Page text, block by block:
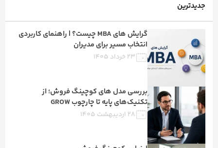
جدیدترین
گرایش های MBA چیست؟ | راهنمای کاربردی
انتخاب مسیر برای مدیران
۲۳ خرداد ۱۴۰۵
بررسی مدل های کوچینگ فروش؛ از
تکنیک‌های پایه تا چارچوب GROW
۲۸ اردیبهشت ۱۴۰۵